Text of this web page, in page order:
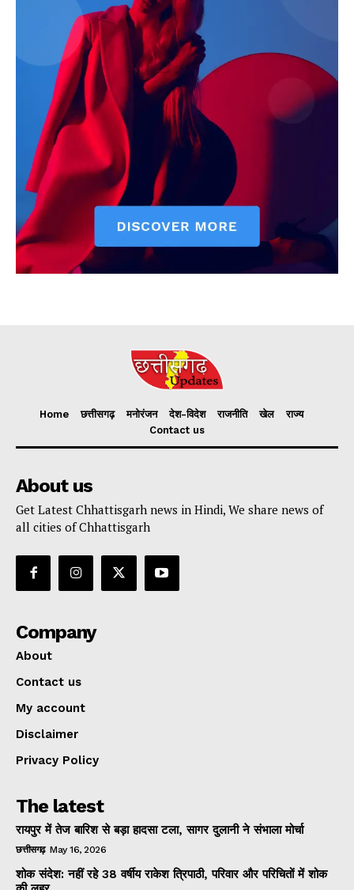
Home छत्तीसगढ़ मनोरंजन देश-विदेश राजनीति खेल
राज्य
Contact us
About us
Get Latest Chhattisgarh news in Hindi, We share news of
all cities of Chhattisgarh
Company
About
Contact us
My account
Disclaimer
Privacy Policy
The latest
रायपुर में तेज बारिश से बड़ा हादसा टला, सागर दुलानी ने संभाला मोर्चा
छत्तीसगढ़ May 16, 2026
शोक संदेश: नहीं रहे 38 वर्षीय राकेश त्रिपाठी, परिवार और परिचितों में शोक